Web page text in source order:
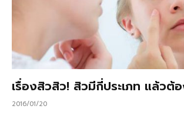
เรื่องสิวสิว! สิวมีกี่ประเภท แล้วต้
2016/01/20